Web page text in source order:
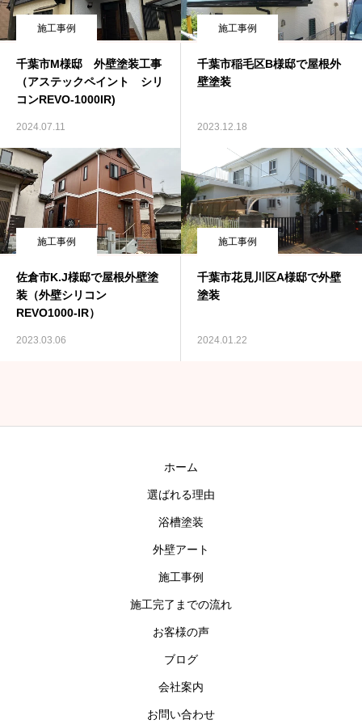
施工事例
千葉市M様邸 外壁塗装工事
（アステックペイント シリ
コンREVO-1000IR)
2024.07.11
施工事例
千葉市稲毛区B様邸で屋根外
壁塗装
2023.12.18
施工事例
佐倉市K.J様邸で屋根外壁塗
装（外壁シリコン
REVO1000-IR）
2023.03.06
施工事例
千葉市花見川区A様邸で外壁
塗装
2024.01.22
ホーム
選ばれる理由
浴槽塗装
外壁アート
施工事例
施工完了までの流れ
お客様の声
ブログ
会社案内
お問い合わせ